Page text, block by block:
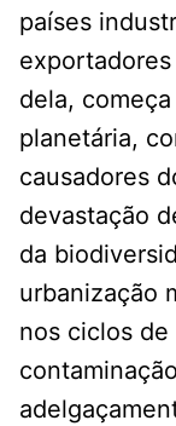
países
dela,
planetária,
causadores
devastação
da
urbanização
nos ciclos